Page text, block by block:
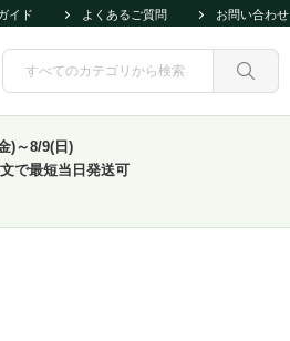
イド よくあるご質問 お問い合わせ
)～8/9(日)
で最短当日発送可